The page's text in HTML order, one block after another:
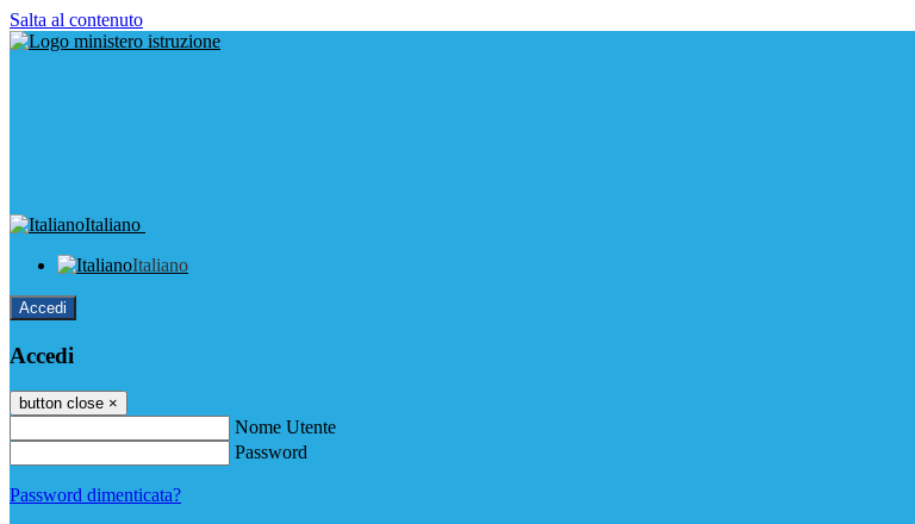
Salta al contenuto
Italiano
Italiano
Accedi
Accedi
button close ×
Nome Utente
Password
Password dimenticata?